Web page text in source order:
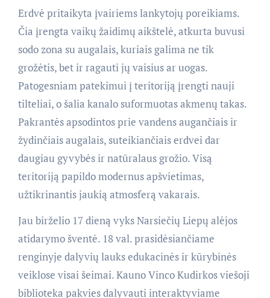
Erdvė pritaikyta įvairiems lankytojų poreikiams.
Čia įrengta vaikų žaidimų aikštelė, atkurta buvusi
sodo zona su augalais, kuriais galima ne tik
grožėtis, bet ir ragauti jų vaisius ar uogas.
Patogesniam patekimui į teritoriją įrengti nauji
tilteliai, o šalia kanalo suformuotas akmenų takas.
Pakrantės apsodintos prie vandens augančiais ir
žydinčiais augalais, suteikiančiais erdvei dar
daugiau gyvybės ir natūralaus grožio. Visą
teritoriją papildo modernus apšvietimas,
užtikrinantis jaukią atmosferą vakarais.
Jau birželio 17 dieną vyks Narsiečių Liepų alėjos
atidarymo šventė. 18 val. prasidėsiančiame
renginyje dalyvių lauks edukacinės ir kūrybinės
veiklose visai šeimai. Kauno Vinco Kudirkos viešoji
biblioteka pakvies dalyvauti interaktyviame